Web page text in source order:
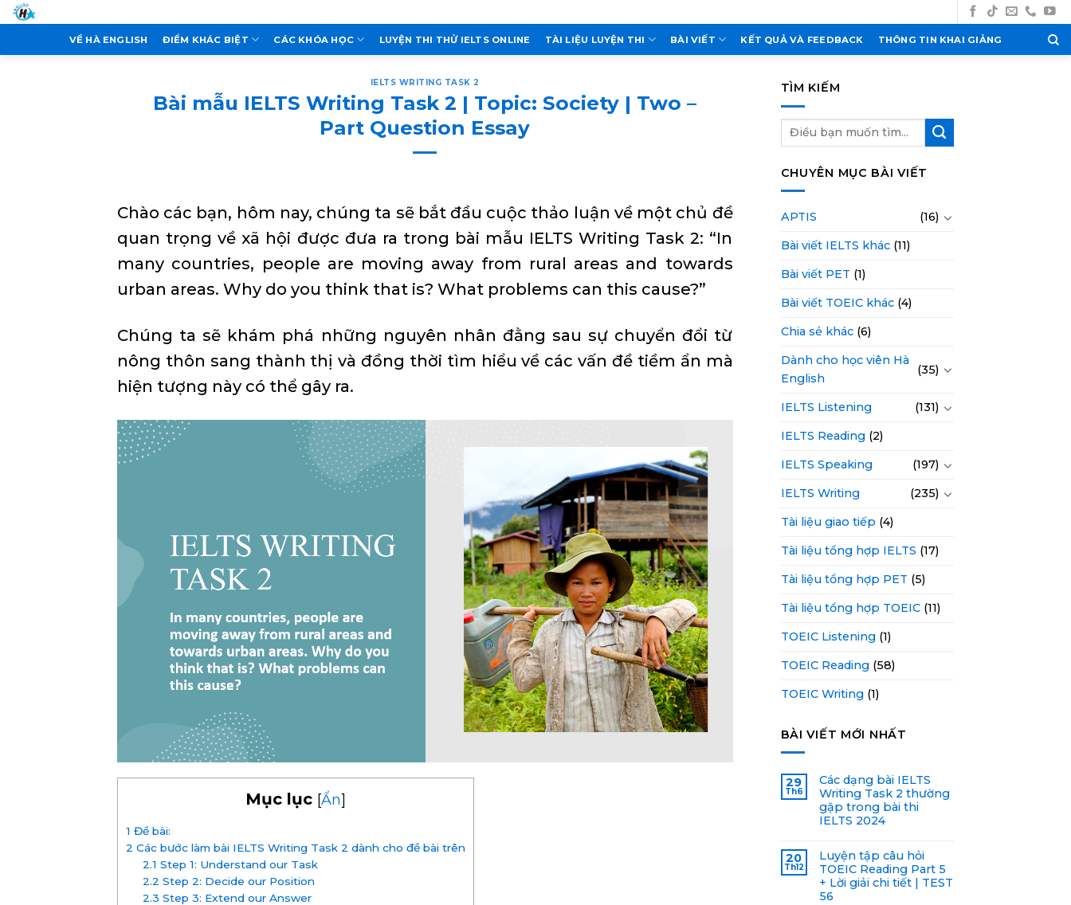
Skip
to
VỀ HÀ ENGLISH ĐIỂM KHÁC BIỆT CÁC KHÓA HỌC LUYỆN THI THỬ IELTS ONLINE TÀI LIỆU LUYỆN THI BÀI VIẾT KẾT QUẢ VÀ FEEDBACK THÔNG TIN KHAI GIẢNG
IELTS WRITING TASK 2
Bài mẫu IELTS Writing Task 2 | Topic: Society | Two –
Part Question Essay
Chào các bạn, hôm nay, chúng ta sẽ bắt đầu cuộc thảo luận về một chủ đề
quan trọng về xã hội được đưa ra trong bài mẫu IELTS Writing Task 2: “In
many countries, people are moving away from rural areas and towards
urban areas. Why do you think that is? What problems can this cause?”
Chúng ta sẽ khám phá những nguyên nhân đằng sau sự chuyển đổi từ
nông thôn sang thành thị và đồng thời tìm hiểu về các vấn đề tiềm ẩn mà
hiện tượng này có thể gây ra.
Mục lục [Ẩn]
1 Đề bài:
2 Các bước làm bài IELTS Writing Task 2 dành cho đề bài trên
2.1 Step 1: Understand our Task
2.2 Step 2: Decide our Position
2.3 Step 3: Extend our Answer
TÌM KIẾM
CHUYÊN MỤC BÀI VIẾT
APTIS
(16)
Bài viết IELTS khác(11)
Bài viết PET (1)
Bài viết TOEIC khác(4)
Chia sẻ khác(6)
Dành cho học viên Hà
English
(35)
IELTS Listening
(131)
IELTS Reading(2)
IELTS Speaking
(197)
IELTS Writing
(235)
Tài liệu giao tiếp (4)
Tài liệu tổng hợp IELTS (17)
Tài liệu tổng hợp PET (5)
Tài liệu tổng hợp TOEIC(11)
TOEIC Listening(1)
TOEIC Reading(58)
TOEIC Writing(1)
BÀI VIẾT MỚI NHẤT
29
Th6
Các dạng bài IELTS
Writing Task 2 thường
gặp trong bài thi
IELTS 2024
20
Th12
Luyện tập câu hỏi
TOEIC Reading Part 5
+ Lời giải chi tiết | TEST
56